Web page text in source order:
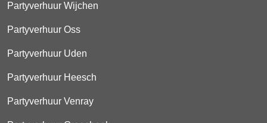
Partyverhuur Wijchen
Partyverhuur Oss
Partyverhuur Uden
Partyverhuur Heesch
Partyverhuur Venray